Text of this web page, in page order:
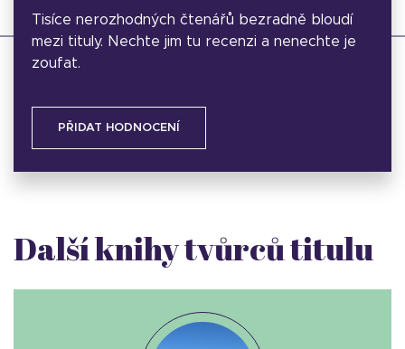
Tisíce nerozhodných čtenářů bezradně bloudí
mezi tituly. Nechte jim tu recenzi a nenechte je
zoufat.
PŘIDAT HODNOCENÍ
Další knihy tvůrců titulu